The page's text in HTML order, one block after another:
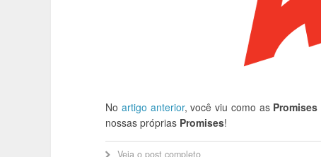
No artigo anterior, você viu como as Promises
nossas próprias Promises!
Veja o post completo